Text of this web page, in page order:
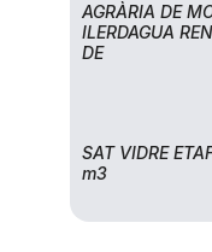
AGRÀRIA DE
ILERDAGUA
DE
SAT VIDRE
m3